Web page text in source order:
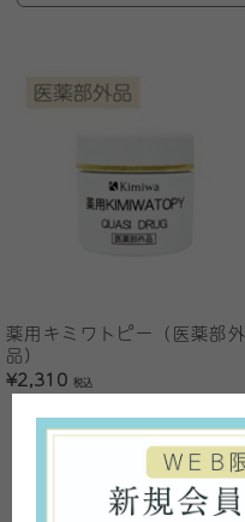
薬用キミワトピー（医薬部外
品）
¥2,310税込